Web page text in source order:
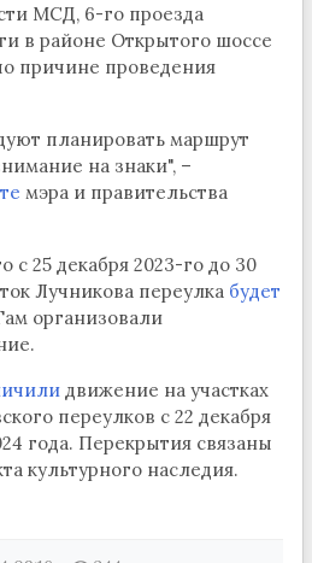
МСД, 6-го проезда
в районе Открытого шоссе
причине проведения
планировать маршрут
на знаки", –
мэра и правительства
с 25 декабря 2023-го до 30
Лучникова переулка будет
организовали
движение на участках
переулков с 22 декабря
года. Перекрытия связаны
культурного наследия.